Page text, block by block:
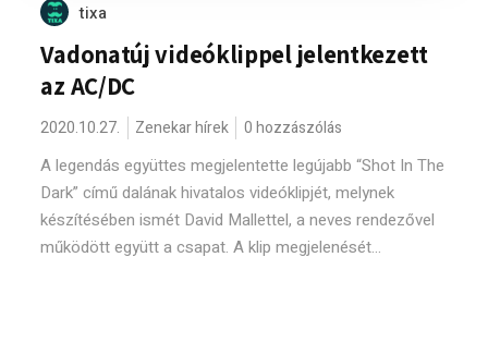
tixa
Vadonatúj videóklippel jelentkezett
az AC/DC
2020.10.27. Zenekar hírek 0 hozzászólás
A legendás együttes megjelentette legújabb “Shot In The
Dark” című dalának hivatalos videóklipjét, melynek
készítésében ismét David Mallettel, a neves rendezővel
működött együtt a csapat. A klip megjelenését...